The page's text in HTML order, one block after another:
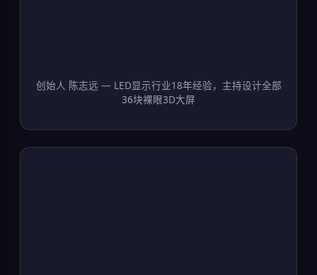
创始人 陈志远 — LED显示行业18年经验，主持设计全部
36块裸眼3D大屏